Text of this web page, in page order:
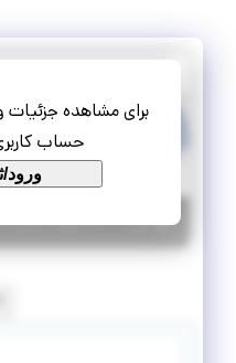
برای مشاهده جزئیات
حساب
ورود/
استخدام مسئول
تمام وقت
تهران |۱۰ ماه پیش | منقضی